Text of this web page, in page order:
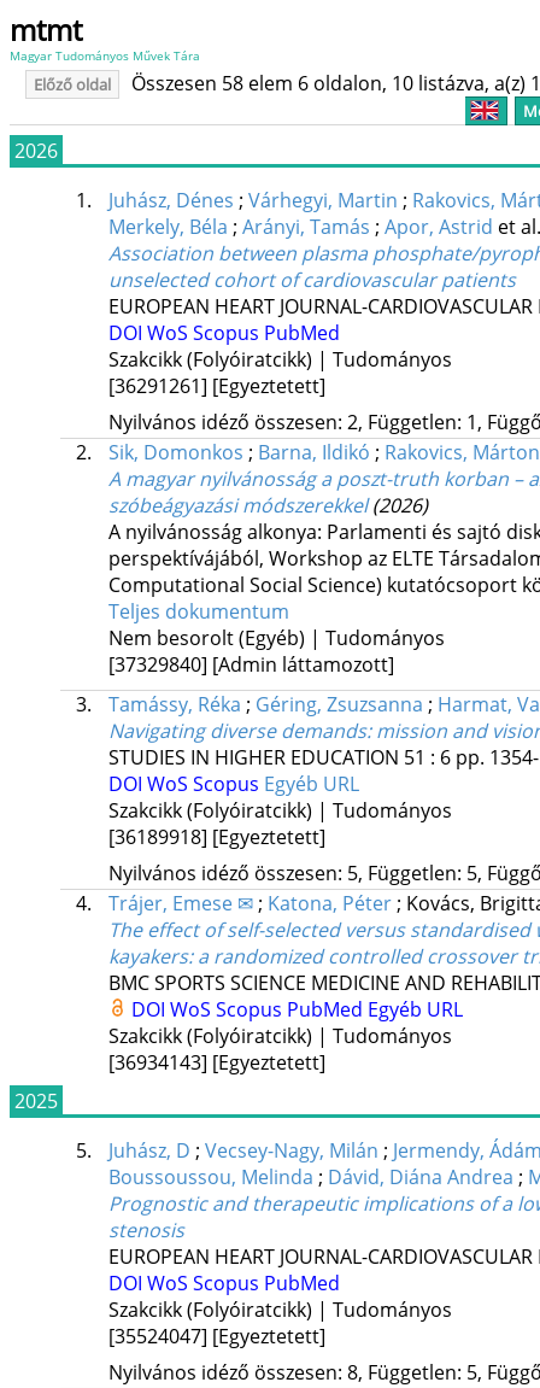
mtmt
Magyar Tudományos Művek Tára
Előző oldal Összesen 58 elem 6 oldalon, 10 listázva, a(z)
2026
1.
Juhász, Dénes ; Várhegyi, Martin ; Rakovics,
Merkely, Béla ; Arányi, Tamás ; Apor, Astrid et al.
Association between plasma phosphate/
unselected cohort of cardiovascular patients
EUROPEAN HEART JOURNAL-
DOI WoS Scopus PubMed
Szakcikk (Folyóiratcikk) | Tudományos
[36291261] [Egyeztetett]
Nyilvános idéző összesen: 2, Független: 1,
2.
Sik, Domonkos ; Barna, Ildikó ; Rakovics, Márton
A magyar nyilvánosság a poszt-truth korban –
szóbeágyazási módszerekkel (2026)
A nyilvánosság alkonya: Parlamenti és sajtó
perspektívájából, Workshop az ELTE
Computational Social Science) kutatócsoport
Teljes dokumentum
Nem besorolt (Egyéb) | Tudományos
[37329840] [Admin láttamozott]
3.
Tamássy, Réka ; Géring, Zsuzsanna ; Harmat,
Navigating diverse demands: mission and
STUDIES IN HIGHER EDUCATION 51 : 6 pp.
DOI WoS Scopus Egyéb URL
Szakcikk (Folyóiratcikk) | Tudományos
[36189918] [Egyeztetett]
Nyilvános idéző összesen: 5, Független: 5,
4.
Trájer, Emese ✉; Katona, Péter; Kovács,
The effect of self-selected versus
kayakers: a randomized controlled crossover
BMC SPORTS SCIENCE MEDICINE AND
DOI WoS Scopus PubMed Egyéb URL
Szakcikk (Folyóiratcikk) | Tudományos
[36934143] [Egyeztetett]
2025
5.
Juhász, D ; Vecsey-Nagy, Milán ; Jermendy,
Boussoussou, Melinda ; Dávid, Diána Andrea ;
Prognostic and therapeutic implications of a
stenosis
EUROPEAN HEART JOURNAL-
DOI WoS Scopus PubMed
Szakcikk (Folyóiratcikk) | Tudományos
[35524047] [Egyeztetett]
Nyilvános idéző összesen: 8, Független: 5,